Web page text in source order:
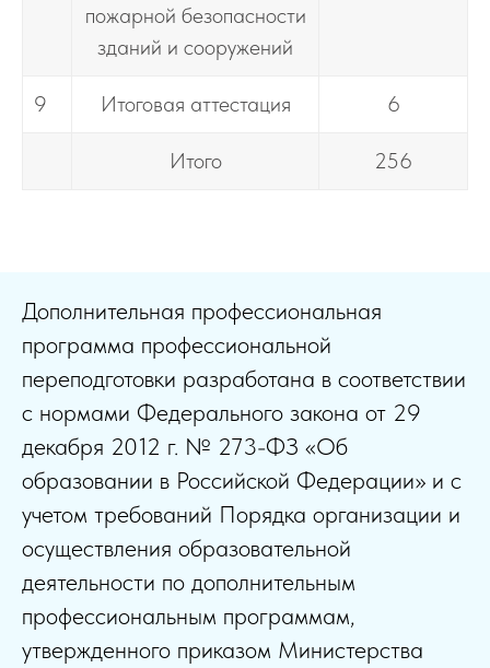
пожарной безопасности
зданий и сооружений
9 Итоговая аттестация 6
Итого 256
Дополнительная профессиональная
программа профессиональной
переподготовки разработана в соответствии
с нормами Федерального закона от 29
декабря 2012 г. № 273-ФЗ «Об
образовании в Российской Федерации» и с
учетом требований Порядка организации и
осуществления образовательной
деятельности по дополнительным
профессиональным программам,
утвержденного приказом Министерства